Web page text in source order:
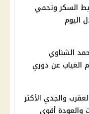
السكر وتحمي
اليوم
الشناوي
الغياب عن دوري
والجدي الأكثر
والعودة أقوى